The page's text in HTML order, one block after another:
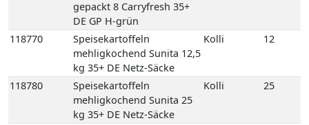
Speisekartoffeln
mehligkochend Sunita 25
kg 35+ DE Netz-Säcke
Speisekartoffeln
vorwiegend festkochend
2,5 kg gepackt 8
Carryfresh 35+ DE GP H-
grün